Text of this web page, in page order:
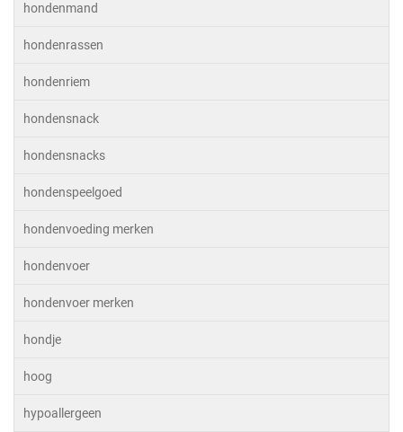
hondenmand
hondenrassen
hondenriem
hondensnack
hondensnacks
hondenspeelgoed
hondenvoeding merken
hondenvoer
hondenvoer merken
hondje
hoog
hypoallergeen